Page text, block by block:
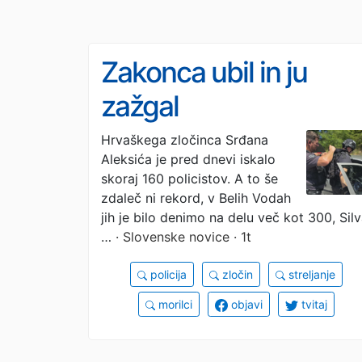
Zakonca ubil in ju
zažgal
Hrvaškega zločinca Srđana
Aleksića je pred dnevi iskalo
skoraj 160 policistov. A to še
zdaleč ni rekord, v Belih Vodah
jih je bilo denimo na delu več kot 300,
… · Slovenske novice · 1t
policija zločin streljanje
morilci objavi tvitaj